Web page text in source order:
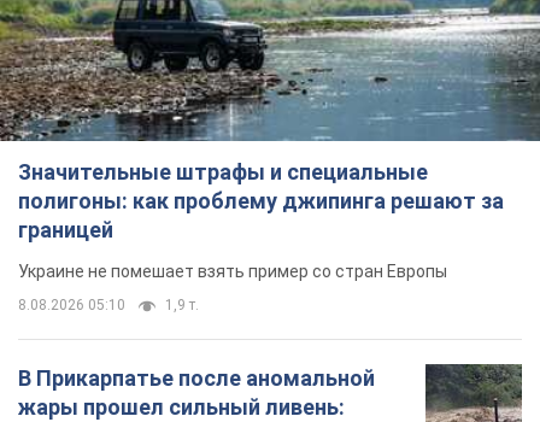
Значительные штрафы и специальные
полигоны: как проблему джипинга решают за
границей
Украине не помешает взять пример со стран Европы
8.08.2026 05:10 1,9 т.
В Прикарпатье после аномальной
жары прошел сильный ливень: